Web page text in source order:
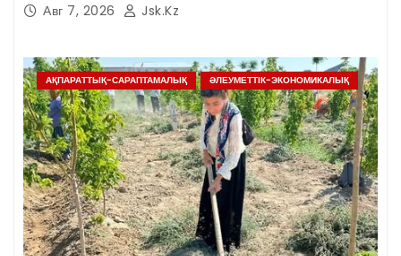
Авг 7, 2026 Jsk.kz
АҚПАРАТТЫҚ-САРАПТАМАЛЫҚ ӘЛЕУМЕТТІК-ЭКОНОМИКАЛЫҚ